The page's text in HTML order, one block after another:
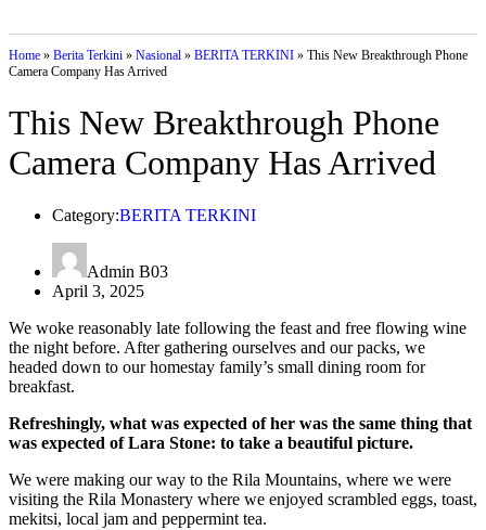
Home » Berita Terkini » Nasional » BERITA TERKINI » This New Breakthrough Phone
Camera Company Has Arrived
This New Breakthrough Phone
Camera Company Has Arrived
Category:BERITA TERKINI
Admin B03
April 3, 2025
We woke reasonably late following the feast and free flowing wine
the night before. After gathering ourselves and our packs, we
headed down to our homestay family’s small dining room for
breakfast.
Refreshingly, what was expected of her was the same thing that
was expected of Lara Stone: to take a beautiful picture.
We were making our way to the Rila Mountains, where we were
visiting the Rila Monastery where we enjoyed scrambled eggs, toast,
mekitsi, local jam and peppermint tea.